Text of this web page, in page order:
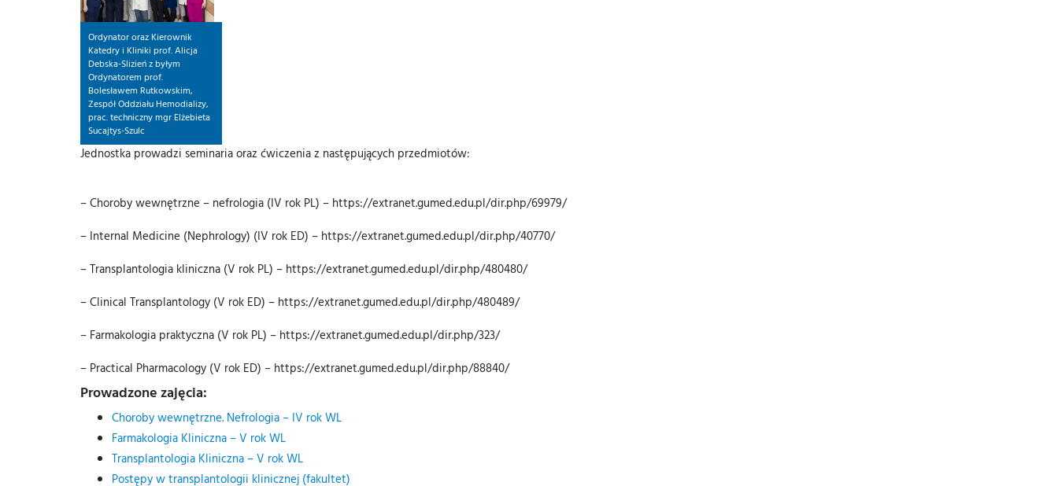
Ordynator oraz Kierownik
Katedry i Kliniki prof. Alicja
Debska-Slizień z byłym
Ordynatorem prof.
Bolesławem Rutkowskim,
Zespół Oddziału Hemodializy,
prac. techniczny mgr Elżebieta
Sucajtys-Szulc
Jednostka prowadzi seminaria oraz ćwiczenia z następujących przedmiotów:
– Choroby wewnętrzne – nefrologia (IV rok PL) – https://extranet.gumed.edu.pl/dir.php/69979/
– Internal Medicine (Nephrology) (IV rok ED) – https://extranet.gumed.edu.pl/dir.php/40770/
– Transplantologia kliniczna (V rok PL) – https://extranet.gumed.edu.pl/dir.php/480480/
– Clinical Transplantology (V rok ED) – https://extranet.gumed.edu.pl/dir.php/480489/
– Farmakologia praktyczna (V rok PL) – https://extranet.gumed.edu.pl/dir.php/323/
– Practical Pharmacology (V rok ED) – https://extranet.gumed.edu.pl/dir.php/88840/
Prowadzone zajęcia:
Choroby wewnętrzne. Nefrologia – IV rok WL
Farmakologia Kliniczna – V rok WL
Transplantologia Kliniczna – V rok WL
Postępy w transplantologii klinicznej (fakultet)